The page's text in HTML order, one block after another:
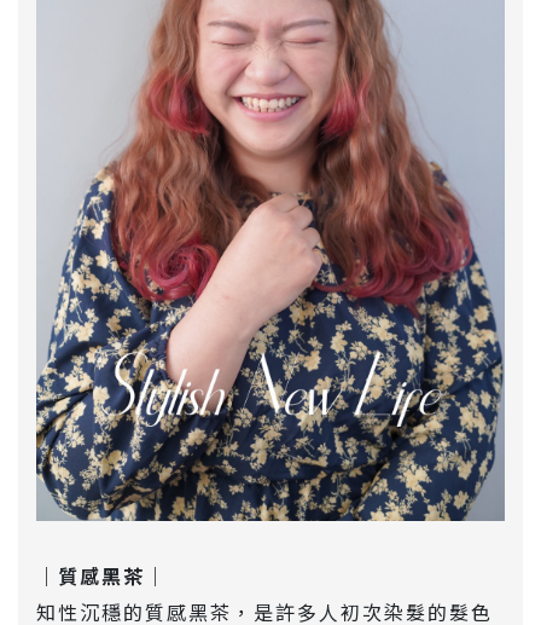
｜質感黑茶｜
知性沉穩的質感黑茶，是許多人初次染髮的髮色